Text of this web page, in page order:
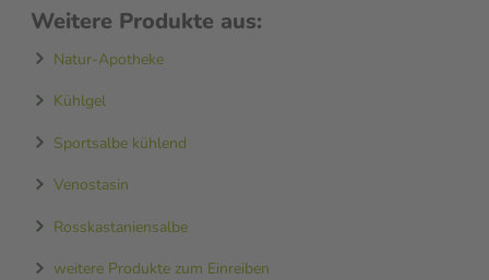
Weitere Produkte aus:
Natur-Apotheke
Kühlgel
Sportsalbe kühlend
Venostasin
Rosskastaniensalbe
weitere Produkte zum Einreiben